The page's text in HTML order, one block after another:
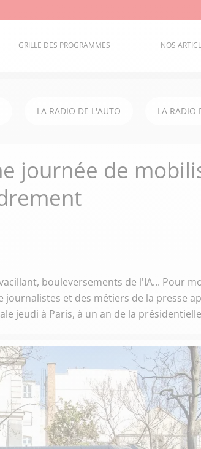
GRILLE DES PROGRAMMES NOS
LA RADIO DE L'AUTO LA RADIO
journée de
bouleversements de l'IA... Pour
journalistes et des métiers de la presse
jeudi à Paris, à un an de la